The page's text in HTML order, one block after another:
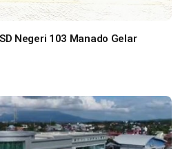
Negeri 103 Manado Gelar